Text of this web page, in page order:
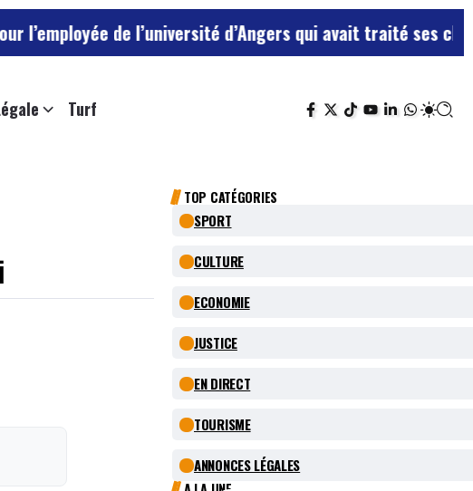
de l’université d’Angers qui avait traité ses chefs de
Turf
TOP CATÉGORIES
SPORT
CULTURE
ECONOMIE
JUSTICE
EN DIRECT
TOURISME
ANNONCES LÉGALES